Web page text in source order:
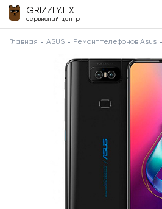
GRIZZLY.FIX
сервисный центр
Главная ASUS Ремонт телефонов Asus